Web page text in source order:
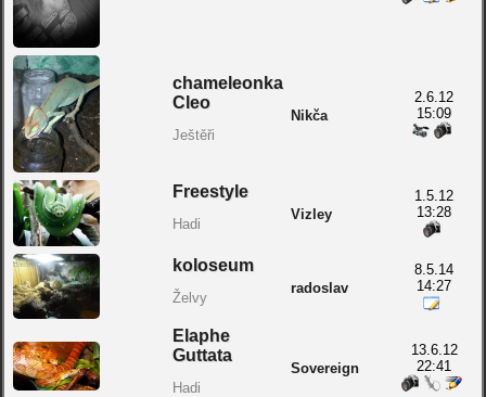
chameleonka
Cleo
Ještěři
Nikča
2.6.12
15:09
Freestyle
Hadi
Vizley
1.5.12
13:28
koloseum
Želvy
radoslav
8.5.14
14:27
Elaphe
Guttata
Hadi
Sovereign
13.6.12
22:41